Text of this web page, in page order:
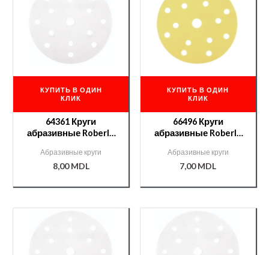
КУПИТЬ В ОДИН
КЛИК
64361 Круги
абразивные Roberlo
Абразивные круги
8,00MDL
КУПИТЬ В ОДИН
КЛИК
66496 Круги
абразивные Roberlo
P220
Абразивные круги
7,00MDL